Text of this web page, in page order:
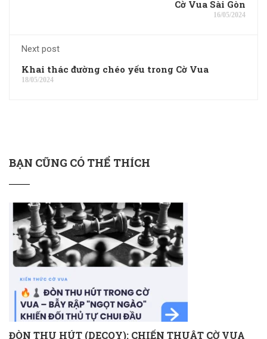
Cờ Vua Sài Gòn
16/05/2024
Next post
Khai thác đường chéo yếu trong Cờ Vua
18/05/2024
BẠN CŨNG CÓ THỂ THÍCH
ĐÒN THU HÚT (DECOY): CHIẾN THUẬT CỜ VUA